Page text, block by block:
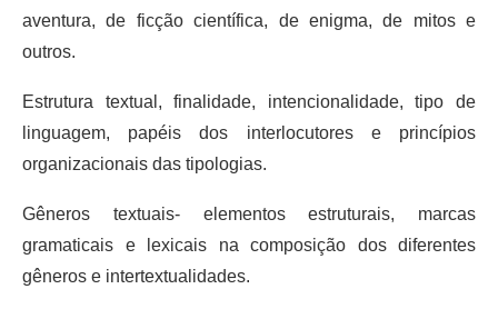
aventura, de ficção científica, de enigma, de mitos e
outros.
Estrutura textual, finalidade, intencionalidade, tipo de
linguagem, papéis dos interlocutores e princípios
organizacionais das tipologias.
Gêneros textuais- elementos estruturais, marcas
gramaticais e lexicais na composição dos diferentes
gêneros e intertextualidades.